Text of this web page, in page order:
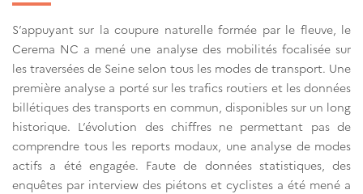
S’appuyant sur la coupure naturelle formée par le fleuve, le
Cerema NC a mené une analyse des mobilités focalisée sur
les traversées de Seine selon tous les modes de transport. Une
première analyse a porté sur les trafics routiers et les données
billétiques des transports en commun, disponibles sur un long
historique. L’évolution des chiffres ne permettant pas de
comprendre tous les reports modaux, une analyse de modes
actifs a été engagée. Faute de données statistiques, des
enquêtes par interview des piétons et cyclistes a été mené a